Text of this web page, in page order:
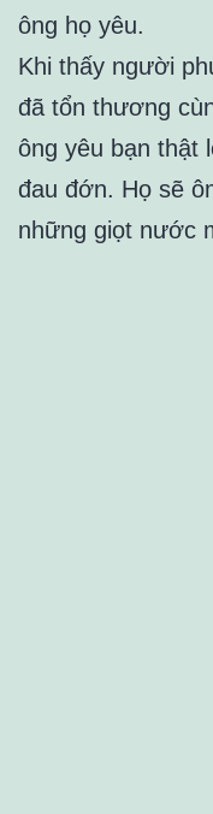
ông họ yêu.
Khi thấy người
đã tổn thương
ông yêu bạn thật
đau đớn. Họ sẽ
những giọt nước